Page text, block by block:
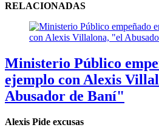
RELACIONADAS
Ministerio Público
ejemplo con Alexis
Abusador de Baní"
Alexis Pide excusas